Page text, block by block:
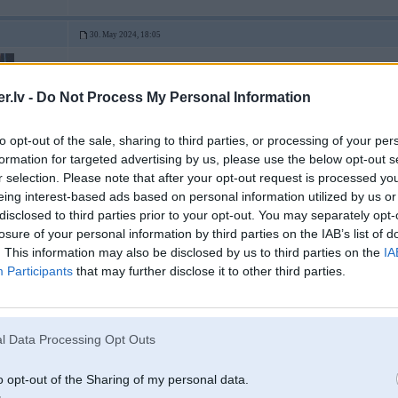
- Do Not Process My Personal Information
opt-out of the sale, sharing to third parties, or processing of your
for targeted advertising by us, please use the below opt-out
selection. Please note that after your opt-out request is processed
interest-based ads based on personal information utilized by us
to third parties prior to your opt-out. You may separately
of your personal information by third parties on the IAB’s list of
This information may also be disclosed by us to third parties on the
Participants that may further disclose it to other third parties.
Data Processing Opt Outs
opt-out of the Sharing of my personal data.
30. May 2024, 18:05
Jā- aizgāja peremoga! Nekas, paies pāris mēneši un fakti runās
Atkal
Aizpis muti
Padzer krimā tējiņu labāk
Tur tak abramsi iebrauca marseljēzas maršam skanot.
-----------------